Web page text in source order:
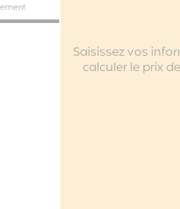
Saisissez vos
calculer le prix